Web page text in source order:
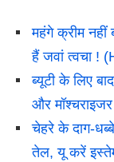
महंगे क्रीम
हैं जवां त्वचा !
ब्यूटी के लिए
और मॉश्चराइजर
चेहरे के दाग-
तेल, यू करें